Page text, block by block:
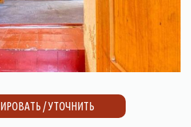
/ УТОЧНИТЬ